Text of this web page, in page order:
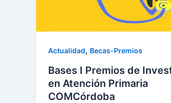
Actualidad, Becas-Premios
Bases I Premios de
en Atención Primaria
COMCórdoba